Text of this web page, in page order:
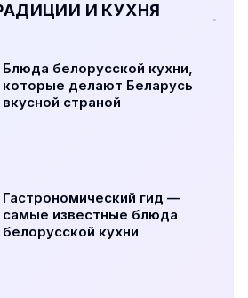
И КУХНЯ
Блюда белорусской кухни,
которые делают Беларусь
вкусной страной
Гастрономический гид —
самые известные блюда
белорусской кухни